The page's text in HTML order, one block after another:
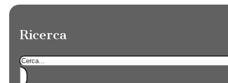
Ricerca
Cerca